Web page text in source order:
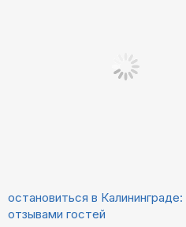
остановиться в
отзывами гостей